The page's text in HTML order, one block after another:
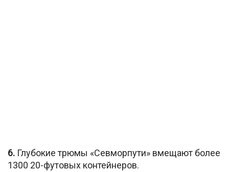
6. Глубокие трюмы «Севморпути» вмещают более
1300 20-футовых контейнеров.